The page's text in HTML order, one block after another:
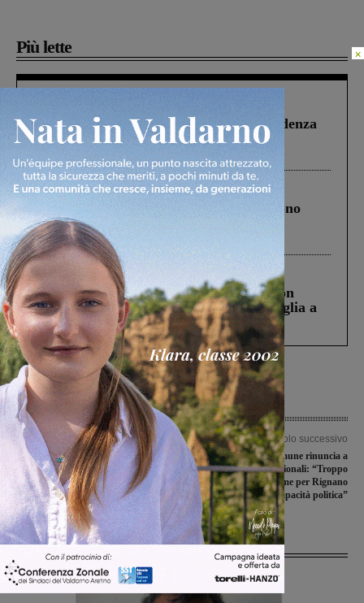
Più lette
Piscina di Figline finanziata oltre la scadenza
Pnrr, il gruppo di Fratelli d’Italia: “Un
ringraziamento al Governo”
Cronaca 4 Agosto 2026
Un anno fa la strage in A1 in cui morirono
Gianni, Giulia e Franco. Lo schianto, il
processo, lo stop ai sorpassi fra tir....
Cronaca 3 Agosto 2026
Scomparso da una struttura di Castiglion
Fiorentino l’uomo che aveva ucciso la figlia a
Levane nel 2020
Articolo precedente
San Giovanni, dal Pnrr 2milioni e
330mila euro per la difesa dell’Arno
Articolo successivo
Ex Scalo merci, il comune rinuncia a
progetto e fondi regionali: “Troppo
oneroso”. Insieme per Rignano
attacca: “Totale incapacità politica”
Ultime Notizie
×